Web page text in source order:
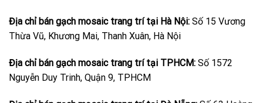
Địa chỉ bán gạch mosaic trang trí tại Hà Nội: Số 15 Vương
Thừa Vũ, Khương Mai, Thanh Xuân, Hà Nội
Địa chỉ bán gạch mosaic trang trí tại TPHCM: Số 1572
Nguyễn Duy Trinh, Quận 9, TPHCM